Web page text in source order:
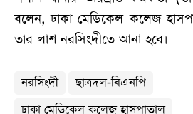
বলেন, ঢাকা মেডিকেল কলেজ
তার লাশ নরসিংদীতে আনা হবে।
নরসিংদী
ছাত্রদল-বিএনপি
ঢাকা মেডিকেল কলেজ হাসপাতাল